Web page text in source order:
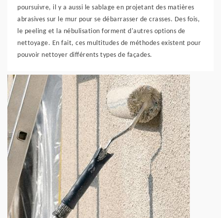
poursuivre, il y a aussi le sablage en projetant des matières
abrasives sur le mur pour se débarrasser de crasses. Des fois,
le peeling et la nébulisation forment d'autres options de
nettoyage. En fait, ces multitudes de méthodes existent pour
pouvoir nettoyer différents types de façades.